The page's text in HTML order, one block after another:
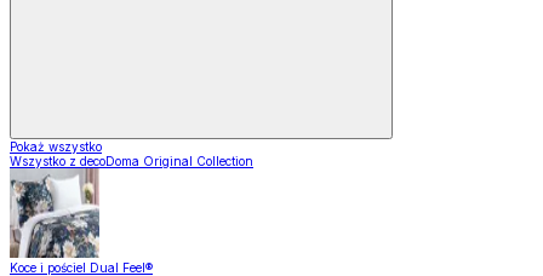
Pokaż wszystko
Wszystko z decoDoma Original Collection
Koce i pościel Dual Feel®